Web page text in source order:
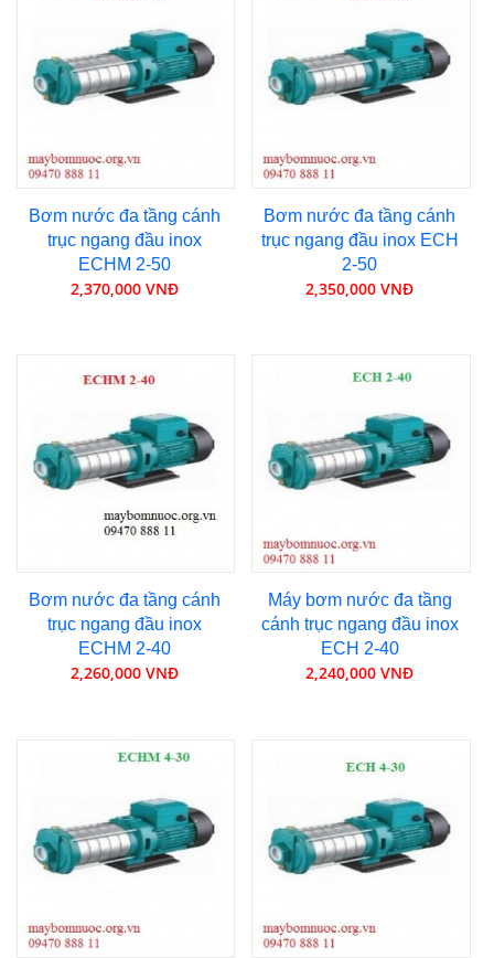
Bơm nước đa tầng cánh
trục ngang đầu inox
ECHM 2-50
2,370,000 VNĐ
Bơm nước đa tầng cánh
trục ngang đầu inox ECH
2-50
2,350,000 VNĐ
Bơm nước đa tầng cánh
trục ngang đầu inox
ECHM 2-40
2,260,000 VNĐ
Máy bơm nước đa tầng
cánh trục ngang đầu inox
ECH 2-40
2,240,000 VNĐ